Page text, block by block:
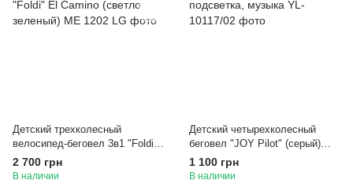
Детский трехколесный
велосипед-беговел 3в1 "Foldi"
El Camino (светло зеленый)
2 700 грн
В наличии
Детский четырехколесный
беговел "JOY Pilot" (серый)
подсветка, музыка
1 100 грн
В наличии